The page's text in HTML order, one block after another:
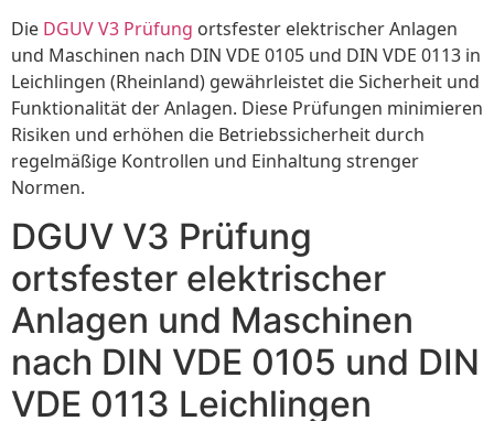
Die DGUV V3 Prüfung ortsfester elektrischer Anlagen
und Maschinen nach DIN VDE 0105 und DIN VDE 0113 in
Leichlingen (Rheinland) gewährleistet die Sicherheit und
Funktionalität der Anlagen. Diese Prüfungen minimieren
Risiken und erhöhen die Betriebssicherheit durch
regelmäßige Kontrollen und Einhaltung strenger
Normen.
DGUV V3 Prüfung
ortsfester elektrischer
Anlagen und Maschinen
nach DIN VDE 0105 und DIN
VDE 0113 Leichlingen